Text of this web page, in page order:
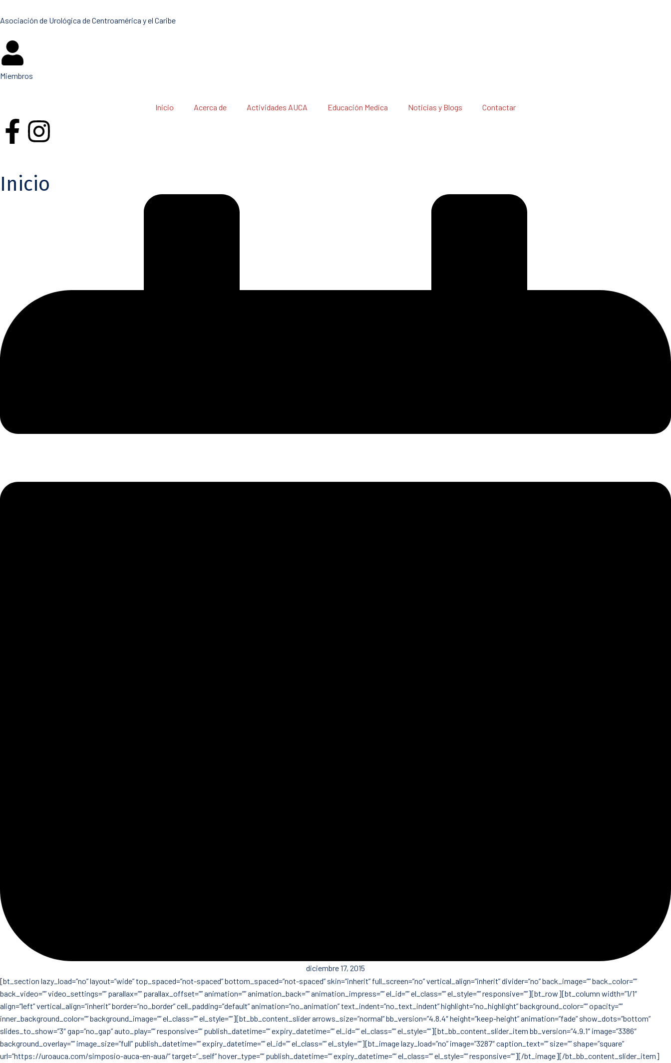
Asociación de Urológica de Centroamérica y el Caribe
Miembros
Inicio Acerca de Actividades AUCA Educación Medica Noticias y Blogs Contactar
Inicio
diciembre 17, 2015
[bt_section lazy_load=”no” layout=”wide” top_spaced=”not-spaced” bottom_spaced=”not-spaced” skin=”inherit” full_screen=”no” vertical_align=”inherit” divider=”no” back_image=”” back_color=””
back_video=”” video_settings=”” parallax=”” parallax_offset=”” animation=”” animation_back=”” animation_impress=”” el_id=”” el_class=”” el_style=”” responsive=””][bt_row][bt_column width=”1/1″
align=”left” vertical_align=”inherit” border=”no_border” cell_padding=”default” animation=”no_animation” text_indent=”no_text_indent” highlight=”no_highlight” background_color=”” opacity=””
inner_background_color=”” background_image=”” el_class=”” el_style=””][bt_bb_content_slider arrows_size=”normal” bb_version=”4.8.4″ height=”keep-height” animation=”fade” show_dots=”bottom”
slides_to_show=”3″ gap=”no_gap” auto_play=”” responsive=”” publish_datetime=”” expiry_datetime=”” el_id=”” el_class=”” el_style=””][bt_bb_content_slider_item bb_version=”4.9.1″ image=”3386″
background_overlay=”” image_size=”full” publish_datetime=”” expiry_datetime=”” el_id=”” el_class=”” el_style=””][bt_image lazy_load=”no” image=”3287″ caption_text=”” size=”” shape=”square”
url=”https://uroauca.com/simposio-auca-en-aua/” target=”_self” hover_type=”” publish_datetime=”” expiry_datetime=”” el_class=”” el_style=”” responsive=””][/bt_image][/bt_bb_content_slider_item]